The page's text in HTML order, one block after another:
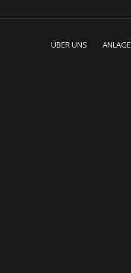
ÜBER UNS ANLAGE